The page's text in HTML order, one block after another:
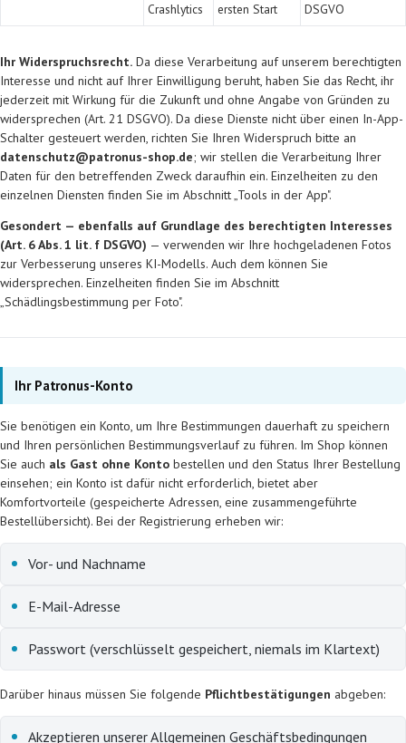
Crashlytics
ersten Start
DSGVO
Ihr Widerspruchsrecht. Da diese Verarbeitung auf unserem berechtigten
Interesse und nicht auf Ihrer Einwilligung beruht, haben Sie das Recht, ihr
jederzeit mit Wirkung für die Zukunft und ohne Angabe von Gründen zu
widersprechen (Art. 21 DSGVO). Da diese Dienste nicht über einen In-App-
Schalter gesteuert werden, richten Sie Ihren Widerspruch bitte an
datenschutz@patronus-shop.de; wir stellen die Verarbeitung Ihrer
Daten für den betreffenden Zweck daraufhin ein. Einzelheiten zu den
einzelnen Diensten finden Sie im Abschnitt „Tools in der App".
Gesondert — ebenfalls auf Grundlage des berechtigten Interesses
(Art. 6 Abs. 1 lit. f DSGVO) — verwenden wir Ihre hochgeladenen Fotos
zur Verbesserung unseres KI-Modells. Auch dem können Sie
widersprechen. Einzelheiten finden Sie im Abschnitt
„Schädlingsbestimmung per Foto".
Ihr Patronus-Konto
Sie benötigen ein Konto, um Ihre Bestimmungen dauerhaft zu speichern
und Ihren persönlichen Bestimmungsverlauf zu führen. Im Shop können
Sie auch als Gast ohne Konto bestellen und den Status Ihrer Bestellung
einsehen; ein Konto ist dafür nicht erforderlich, bietet aber
Komfortvorteile (gespeicherte Adressen, eine zusammengeführte
Bestellübersicht). Bei der Registrierung erheben wir:
Vor- und Nachname
E-Mail-Adresse
Passwort (verschlüsselt gespeichert, niemals im Klartext)
Darüber hinaus müssen Sie folgende Pflichtbestätigungen abgeben:
Akzeptieren unserer Allgemeinen Geschäftsbedingungen